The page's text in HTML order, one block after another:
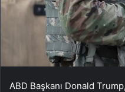
ABD Başkanı Donald